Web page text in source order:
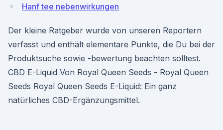
Hanf tee nebenwirkungen
Der kleine Ratgeber wurde von unseren Reportern
verfasst und enthält elementare Punkte, die Du bei der
Produktsuche sowie -bewertung beachten solltest.
CBD E-Liquid Von Royal Queen Seeds - Royal Queen
Seeds Royal Queen Seeds E-Liquid: Ein ganz
natürliches CBD-Ergänzungsmittel.